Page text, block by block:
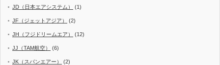
JD（日本エアシステム） (1)
JF（ジェットアジア） (2)
JH（フジドリームエア） (12)
JJ（TAM航空） (6)
JK（スパンエアー） (2)